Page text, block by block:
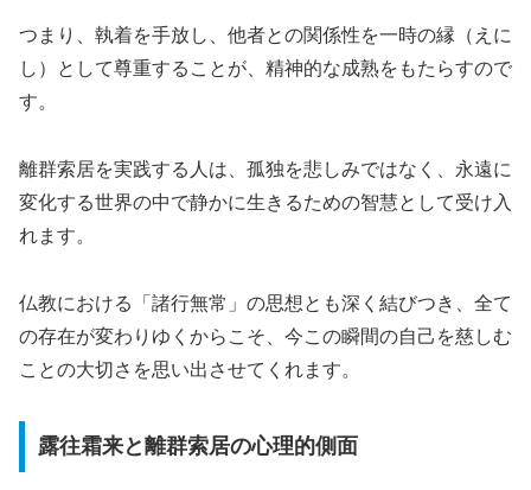
つまり、執着を手放し、他者との関係性を一時の縁（えに
し）として尊重することが、精神的な成熟をもたらすので
す。
離群索居を実践する人は、孤独を悲しみではなく、永遠に
変化する世界の中で静かに生きるための智慧として受け入
れます。
仏教における「諸行無常」の思想とも深く結びつき、全て
の存在が変わりゆくからこそ、今この瞬間の自己を慈しむ
ことの大切さを思い出させてくれます。
露往霜来と離群索居の心理的側面